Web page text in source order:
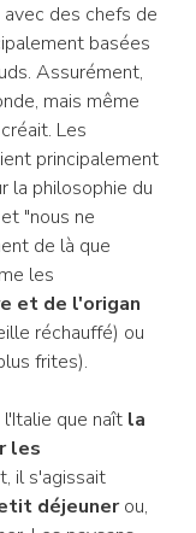
des chefs de
basées
Assurément,
mais même
Les
principalement
la philosophie du
"nous ne
de là que
les
et de l'origan
réchauffé) ou
frites).
que naît la
les
il s'agissait
déjeunerou,